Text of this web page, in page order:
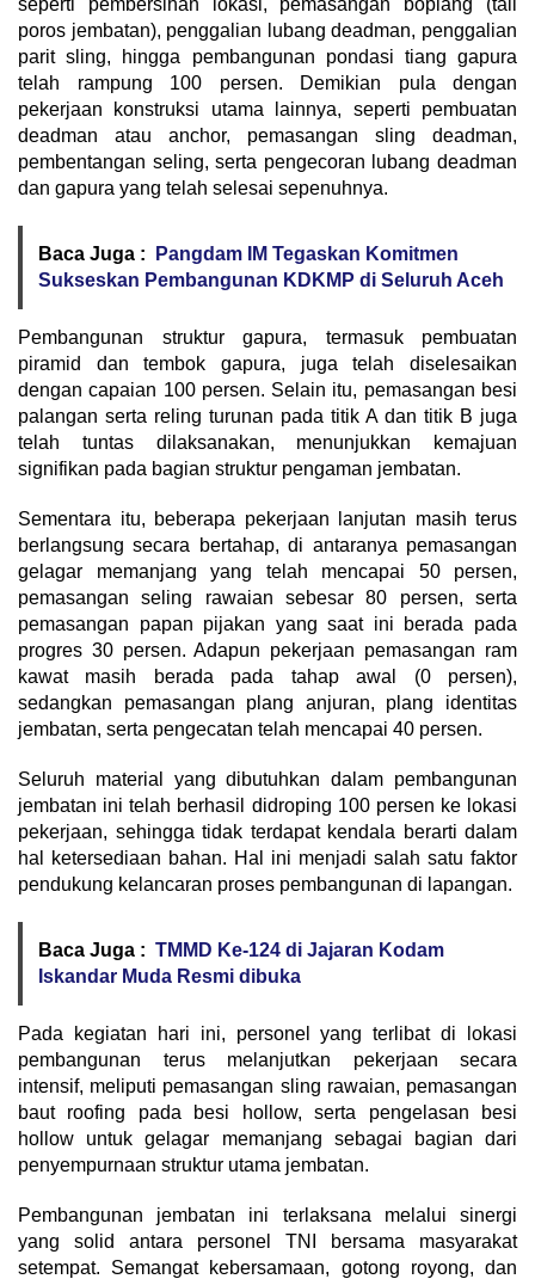
poros jembatan), penggalian lubang deadman, penggalian
parit sling, hingga pembangunan pondasi tiang gapura
telah rampung 100 persen. Demikian pula dengan
pekerjaan konstruksi utama lainnya, seperti pembuatan
deadman atau anchor, pemasangan sling deadman,
pembentangan seling, serta pengecoran lubang deadman
dan gapura yang telah selesai sepenuhnya.
Baca Juga :
Pangdam IM Tegaskan Komitmen
Sukseskan Pembangunan KDKMP di Seluruh Aceh
Pembangunan struktur gapura, termasuk pembuatan
piramid dan tembok gapura, juga telah diselesaikan
dengan capaian 100 persen. Selain itu, pemasangan besi
palangan serta reling turunan pada titik A dan titik B juga
telah tuntas dilaksanakan, menunjukkan kemajuan
signifikan pada bagian struktur pengaman jembatan.
Sementara itu, beberapa pekerjaan lanjutan masih terus
berlangsung secara bertahap, di antaranya pemasangan
gelagar memanjang yang telah mencapai 50 persen,
pemasangan seling rawaian sebesar 80 persen, serta
pemasangan papan pijakan yang saat ini berada pada
progres 30 persen. Adapun pekerjaan pemasangan ram
kawat masih berada pada tahap awal (0 persen),
sedangkan pemasangan plang anjuran, plang identitas
jembatan, serta pengecatan telah mencapai 40 persen.
Seluruh material yang dibutuhkan dalam pembangunan
jembatan ini telah berhasil didroping 100 persen ke lokasi
pekerjaan, sehingga tidak terdapat kendala berarti dalam
hal ketersediaan bahan. Hal ini menjadi salah satu faktor
pendukung kelancaran proses pembangunan di lapangan.
Baca Juga : TMMD Ke-124 di Jajaran Kodam
Iskandar Muda Resmi dibuka
Pada kegiatan hari ini, personel yang terlibat di lokasi
pembangunan terus melanjutkan pekerjaan secara
intensif, meliputi pemasangan sling rawaian, pemasangan
baut roofing pada besi hollow, serta pengelasan besi
hollow untuk gelagar memanjang sebagai bagian dari
penyempurnaan struktur utama jembatan.
Pembangunan jembatan ini terlaksana melalui sinergi
yang solid antara personel TNI bersama masyarakat
setempat. Semangat kebersamaan, gotong royong, dan